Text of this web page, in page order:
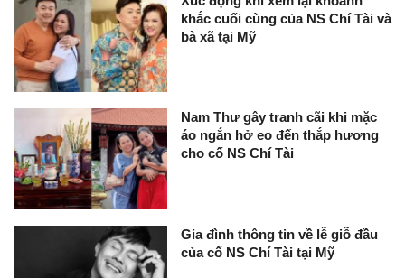
khắc cuối cùng của NS Chí Tài và
bà xã tại Mỹ
Nam Thư gây tranh cãi khi mặc
áo ngắn hở eo đến thắp hương
cho cố NS Chí Tài
Gia đình thông tin về lễ giỗ đầu
của cố NS Chí Tài tại Mỹ